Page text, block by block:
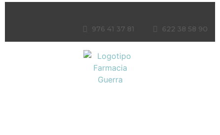
976 41 37 81 622 38 58 90